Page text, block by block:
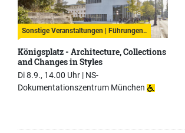
Sonstige Veranstaltungen | Führungen..
Königsplatz - Architecture, Collections
and Changes in Styles
Di 8.9., 14.00 Uhr | NS-
Dokumentationszentrum München